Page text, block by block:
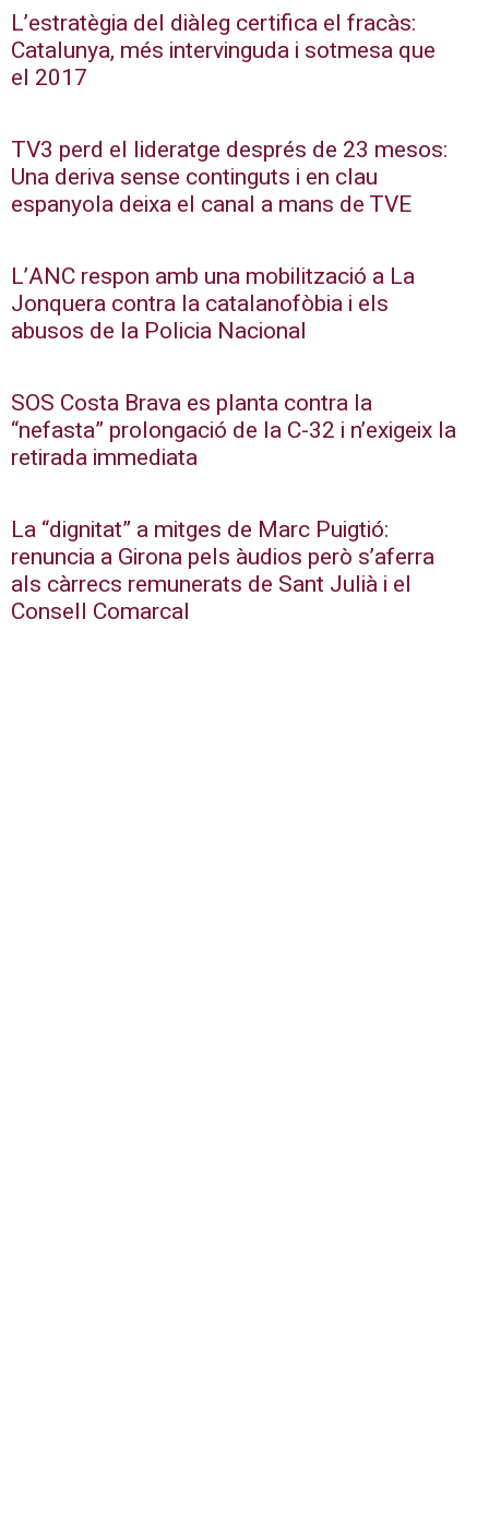
L’estratègia del diàleg certifica el fracàs:
Catalunya, més intervinguda i sotmesa que
el 2017
TV3 perd el lideratge després de 23 mesos:
Una deriva sense continguts i en clau
espanyola deixa el canal a mans de TVE
L’ANC respon amb una mobilització a La
Jonquera contra la catalanofòbia i els
abusos de la Policia Nacional
SOS Costa Brava es planta contra la
“nefasta” prolongació de la C-32 i n’exigeix la
retirada immediata
La “dignitat” a mitges de Marc Puigtió:
renuncia a Girona pels àudios però s’aferra
als càrrecs remunerats de Sant Julià i el
Consell Comarcal